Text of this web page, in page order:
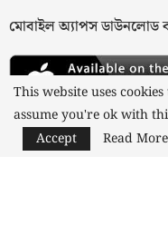
মোবাইল অ্যাপস
This website uses
assume you're ok with
Accept
Read More